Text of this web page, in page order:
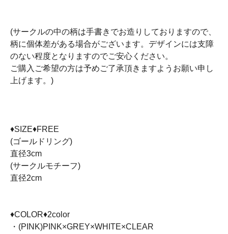
(サークルの中の柄は手書きでお造りしておりますので、
柄に個体差がある場合がございます。デザインには支障
のない程度となりますのでご安心ください。
ご購入ご希望の方は予めご了承頂きますようお願い申し
上げます。)
♦︎SIZE♦︎FREE
(ゴールドリング)
直径3cm
(サークルモチーフ)
直径2cm
♦︎COLOR♦︎2color
・(PINK)PINK×GREY×WHITE×CLEAR